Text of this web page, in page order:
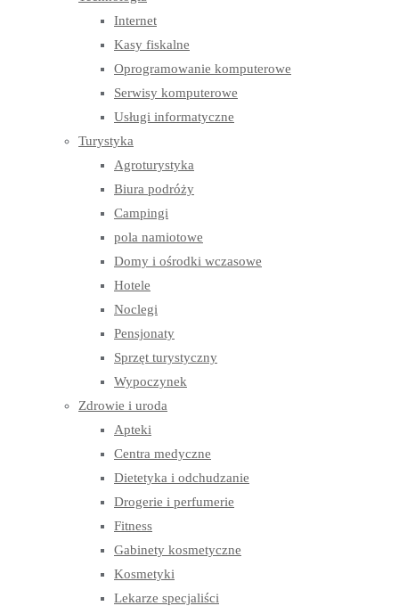
Internet
Kasy fiskalne
Oprogramowanie komputerowe
Serwisy komputerowe
Usługi informatyczne
Turystyka
Agroturystyka
Biura podróży
Campingi
pola namiotowe
Domy i ośrodki wczasowe
Hotele
Noclegi
Pensjonaty
Sprzęt turystyczny
Wypoczynek
Zdrowie i uroda
Apteki
Centra medyczne
Dietetyka i odchudzanie
Drogerie i perfumerie
Fitness
Gabinety kosmetyczne
Kosmetyki
Lekarze specjaliści